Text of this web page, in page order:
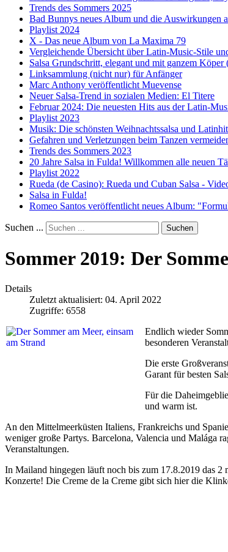
Trends des Sommers 2025
Bad Bunnys neues Album und die Auswirkungen
Playlist 2024
X - Das neue Album von La Maxima 79
Vergleichende Übersicht über Latin-Music-Stile
Salsa Grundschritt, elegant und mit ganzem
Linksammlung (nicht nur) für Anfänger
Marc Anthony veröffentlicht Muevense
Neuer Salsa-Trend in sozialen Medien: El Titere
Februar 2024: Die neuesten Hits aus der Latin-
Playlist 2023
Musik: Die schönsten Weihnachtssalsa und
Gefahren und Verletzungen beim Tanzen
Trends des Sommers 2023
20 Jahre Salsa in Fulda! Willkommen alle neuen
Playlist 2022
Rueda (de Casino): Rueda und Cuban Salsa -
Salsa in Fulda!
Romeo Santos veröffentlicht neues Album:
Suchen ... Suchen
Sommer 2019: Der
Details
Zuletzt aktualisiert: 04. April 2022
Zugriffe: 6558
Endlich wieder
besonderen
Die erste
Garant für besten
Für die
und warm ist.
An den Mittelmeerküsten Italiens, Frankreichs und
weniger große Partys. Barcelona, Valencia und Malága
Veranstaltungen.
In Mailand hingegen läuft noch bis zum 17.8.2019 das 2
Konzerte! Die Creme de la Creme gibt sich hier die